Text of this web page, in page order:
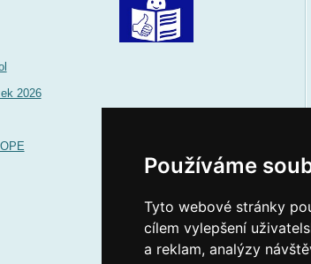
Používáme
Tyto webové stránky
cílem vylepšení
a reklam, analýzy
2026